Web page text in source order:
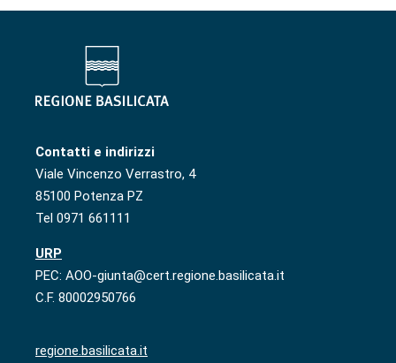
Contatti e indirizzi
Viale Vincenzo Verrastro, 4
85100 Potenza PZ
Tel 0971 661111
URP
PEC: AOO-giunta@cert.regione.basilicata.it
C.F. 80002950766
regione.basilicata.it